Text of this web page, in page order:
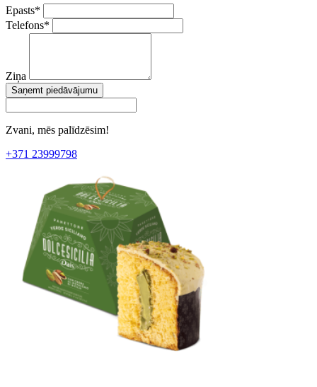
Epasts*
Telefons*
Ziņa
Saņemt piedāvājumu
Zvani, mēs palīdzēsim!
+371 23999798